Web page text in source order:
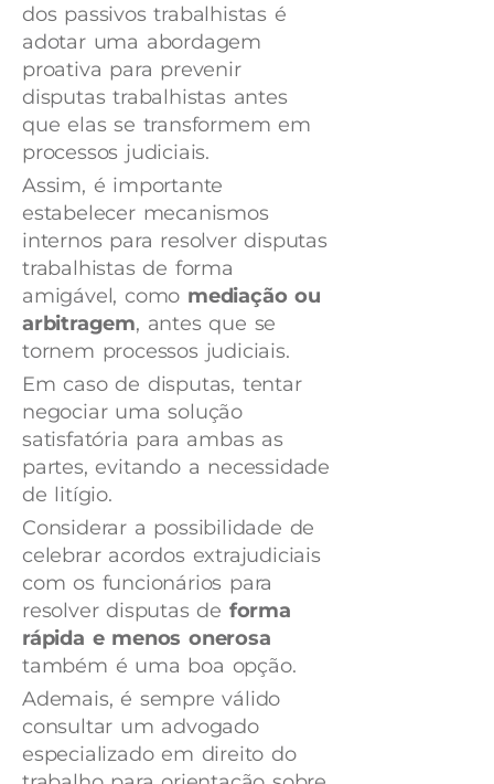
dos passivos trabalhistas é
adotar uma abordagem
proativa para prevenir
disputas trabalhistas antes
que elas se transformem em
processos judiciais.
Assim, é importante
estabelecer mecanismos
internos para resolver disputas
trabalhistas de forma
amigável, como mediação ou
arbitragem, antes que se
tornem processos judiciais.
Em caso de disputas, tentar
negociar uma solução
satisfatória para ambas as
partes, evitando a necessidade
de litígio.
Considerar a possibilidade de
celebrar acordos extrajudiciais
com os funcionários para
resolver disputas de forma
rápida e menos onerosa
também é uma boa opção.
Ademais, é sempre válido
consultar um advogado
especializado em direito do